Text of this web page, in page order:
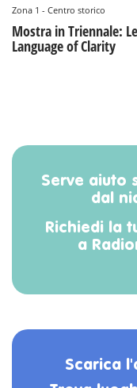
Zona 1 - Centro storico
Mostra in Triennale:
Language of Clarity
Serve aiuto
dal
Richiedi la
a
Scarica